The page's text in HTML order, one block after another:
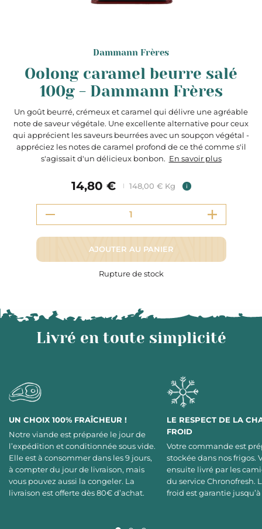
Dammann Frères
Oolong caramel beurre salé
100g - Dammann Frères
Un goût beurré, crémeux et caramel qui délivre une agréable
note de saveur végétale. Une excellente alternative pour ceux
qui apprécient les saveurs beurrées avec un soupçon végétal -
appréciez les notes de caramel profond de ce thé comme s'il
s'agissait d'un délicieux bonbon. En savoir plus
14,80 € 148,00 € Kg i
AJOUTER AU PANIER
Rupture de stock
Livré en toute simplicité
UN CHOIX 100% FRAÎCHEUR !
Notre viande est préparée le jour de
l’expédition et conditionnée sous vide.
Elle est à consommer dans les 9 jours,
à compter du jour de livraison, mais
vous pouvez aussi la congeler. La
livraison est offerte dès 80€ d’achat.
LE RESPECT DE LA
FROID
Votre commande est
stockée dans nos frigos.
ensuite livré par les
du service Chronofresh.
froid est garantie